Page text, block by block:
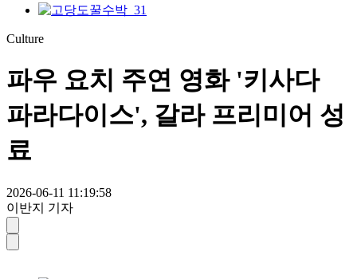
Culture
파우 요치 주연 영화 '키사다
파라다이스', 갈라 프리미어 성
료
2026-06-11 11:19:58
이반지 기자